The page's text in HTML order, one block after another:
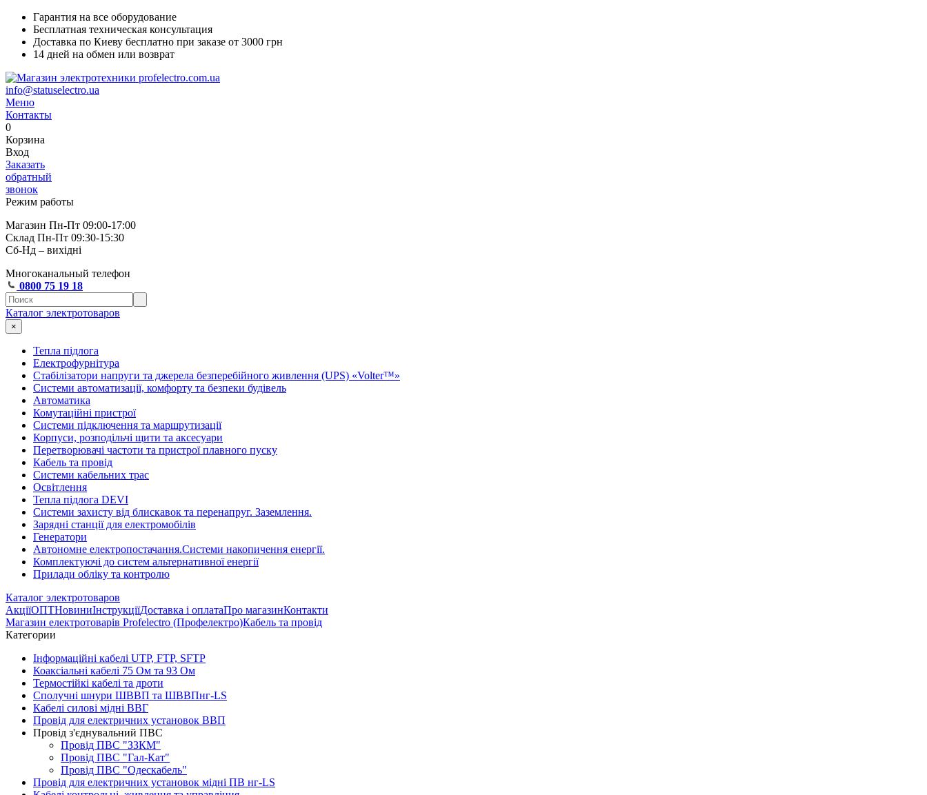
Гарантия на все оборудование
Бесплатная техническая консультация
Доставка по Киеву бесплатно при заказе от 3000 грн
14 дней на обмен или возврат
info@statuselectro.ua
Меню
Контакты
0
Корзина
Вход
Заказать
обратный
звонок
Режим работы
Магазин Пн-Пт 09:00-17:00
Склад Пн-Пт 09:30-15:30
Сб-Нд – вихідні
Многоканальный телефон
0800 75 19 18
Каталог электротоваров
×
Тепла підлога
Електрофурнітура
Cтабілізатори напруги та джерела безперебійного живлення (UPS) «Volter™»
Системи автоматизації, комфорту та безпеки будівель
Автоматика
Комутаційні пристрої
Системи підключення та маршрутизації
Корпуси, розподільчі щити та аксесуари
Перетворювачі частоти та пристрої плавного пуску
Кабель та провід
Системи кабельних трас
Освітлення
Тепла підлога DEVI
Системи захисту від блискавок та перенапруг. Заземлення.
Зарядні станції для електромобілів
Генератори
Автономне електропостачання.Системи накопичення енергії.
Комплектуючі до систем альтернативної енергії
Прилади обліку та контролю
Каталог электротоваров
АкціїОПТНовиниІнструкціїДоставка і оплатаПро магазинКонтакти
Магазин електротоварів Profelectro (Профелектро)Кабель та провід
Категории
Інформаційні кабелі UTP, FTP, SFTP
Коаксіальні кабелі 75 Ом та 93 Ом
Термостійкі кабелі та дроти
Сполучні шнури ШВВП та ШВВПнг-LS
Кабелі силові мідні ВВГ
Провід для електричних установок ВВП
Провід з'єднувальний ПВС
Провід ПВС "ЗЗКМ"
Провід ПВС "Гал-Кат"
Провід ПВС "Одескабель"
Провід для електричних установок мідні ПВ нг-LS